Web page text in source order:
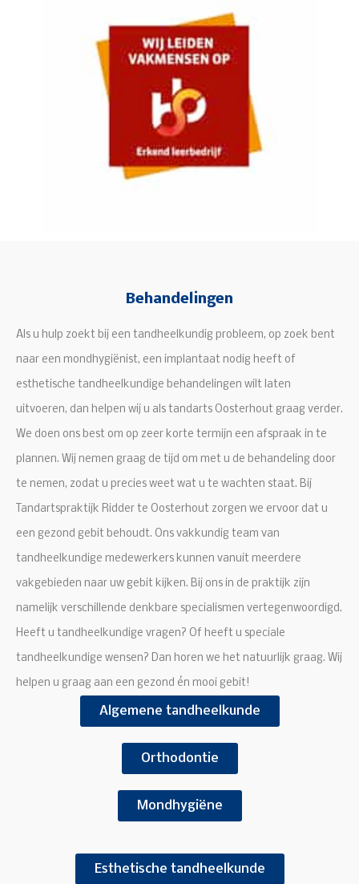
Behandelingen
Als u hulp zoekt bij een tandheelkundig probleem, op zoek bent
naar een mondhygiënist, een implantaat nodig heeft of
esthetische tandheelkundige behandelingen wilt laten
uitvoeren, dan helpen wij u als tandarts Oosterhout graag verder.
We doen ons best om op zeer korte termijn een afspraak in te
plannen. Wij nemen graag de tijd om met u de behandeling door
te nemen, zodat u precies weet wat u te wachten staat. Bij
Tandartspraktijk Ridder te Oosterhout zorgen we ervoor dat u
een gezond gebit behoudt. Ons vakkundig team van
tandheelkundige medewerkers kunnen vanuit meerdere
vakgebieden naar uw gebit kijken. Bij ons in de praktijk zijn
namelijk verschillende denkbare specialismen vertegenwoordigd.
Heeft u tandheelkundige vragen? Of heeft u speciale
tandheelkundige wensen? Dan horen we het natuurlijk graag. Wij
helpen u graag aan een gezond én mooi gebit!
Algemene tandheelkunde
Orthodontie
Mondhygiëne
Esthetische tandheelkunde